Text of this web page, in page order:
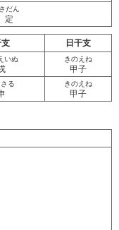
さだん
定
支 日干支
いぬ きのえね
甲子
る きのえね
甲子